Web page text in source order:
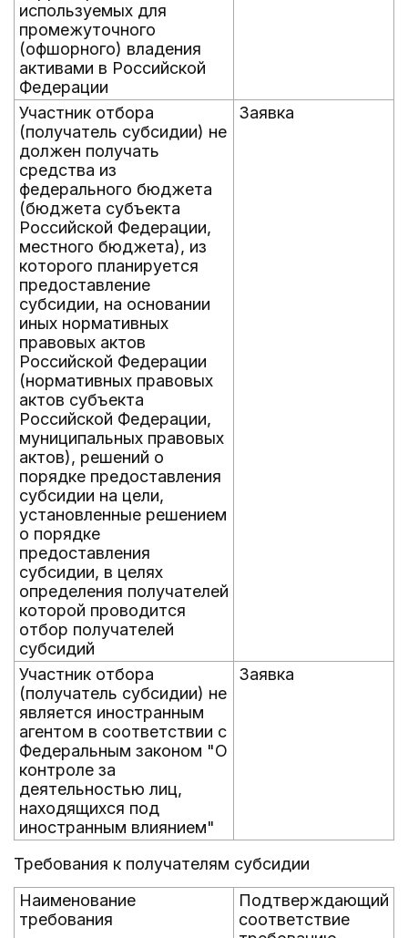
используемых для
промежуточного
(офшорного) владения
активами в Российской
Федерации
Участник отбора
(получатель субсидии) не
должен получать
средства из
федерального бюджета
(бюджета субъекта
Российской Федерации,
местного бюджета), из
которого планируется
предоставление
субсидии, на основании
иных нормативных
правовых актов
Российской Федерации
(нормативных правовых
актов субъекта
Российской Федерации,
муниципальных правовых
актов), решений о
порядке предоставления
субсидии на цели,
установленные решением
о порядке
предоставления
субсидии, в целях
определения получателей
которой проводится
отбор получателей
субсидий
Заявка
Участник отбора
(получатель субсидии) не
является иностранным
агентом в соответствии с
Федеральным законом "О
контроле за
деятельностью лиц,
находящихся под
иностранным влиянием"
Заявка
Требования к получателям субсидии
Наименование
требования
Подтверждающий
соответствие